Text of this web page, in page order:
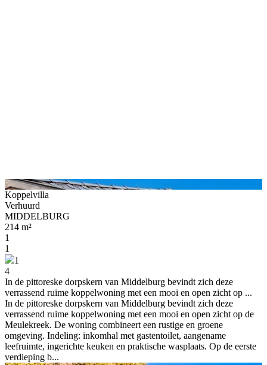
Koppelvilla
Verhuurd
MIDDELBURG
214 m²
1
1
1
4
In de pittoreske dorpskern van Middelburg bevindt zich deze
verrassend ruime koppelwoning met een mooi en open zicht op ...
In de pittoreske dorpskern van Middelburg bevindt zich deze
verrassend ruime koppelwoning met een mooi en open zicht op de
Meulekreek. De woning combineert een rustige en groene
omgeving. Indeling: inkomhal met gastentoilet, aangename
leefruimte, ingerichte keuken en praktische wasplaats. Op de eerste
verdieping b...